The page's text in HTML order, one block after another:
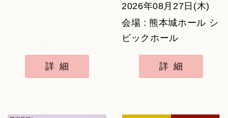
詳細
2026年08月27日(木)
会場 : 熊本城ホール シ
ビックホール
詳細